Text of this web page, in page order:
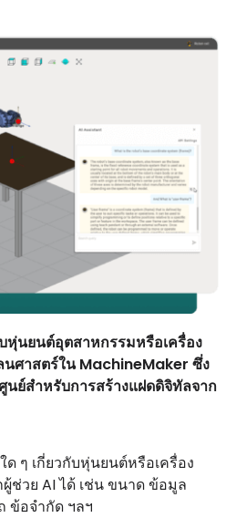
หุ่นยนต์อุตสาหกรรมหรือเครื่อง
นศาสตร์ใน MachineMaker ซึ่ง
นย์สำหรับการสร้างแฝดดิจิทัลจาก
ๆ เกี่ยวกับหุ่นยนต์หรือเครื่อง
ช่วย AI ได้ เช่น ขนาด ข้อมูล
ข้อจำกัด ฯลฯ